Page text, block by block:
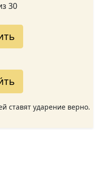
30
ставят ударение верно.